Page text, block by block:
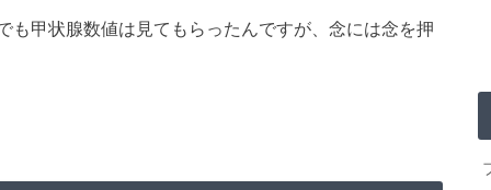
も甲状腺数値は見てもらったんですが、念には念を押